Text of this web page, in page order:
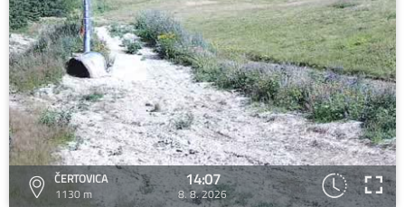
ČERTOVICA
1130 m
14:07
8. 8. 2026